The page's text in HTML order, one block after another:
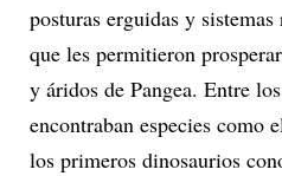
posturas erguidas y
que les permitieron
y áridos de Pangea. Entre
encontraban especies como
los primeros dinosaurios